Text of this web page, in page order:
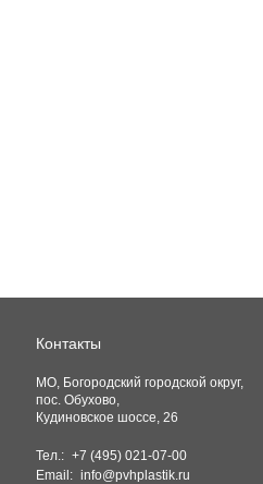
Контакты
МО, Богородский городской округ,
пос. Обухово,
Кудиновское шоссе, 26
Тел.: +7 (495) 021-07-00
Email: info@pvhplastik.ru